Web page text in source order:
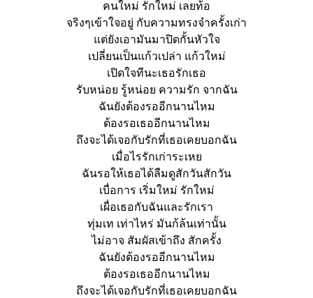
คนใหม่ รักใหม่ เลยท้อ
จริงๆเข้าใจอยู่ กับความทรงจำครั้งเก่า
แต่ยังเอามันมาปิดกั้นหัวใจ
เปลี่ยนเป็นแก้วเปล่า แก้วใหม่
เปิดใจทีนะเธอรักเธอ
รับหน่อย รู้หน่อย ความรัก จากฉัน
ฉันยังต้องรออีกนานไหม
ต้องรอเธออีกนานไหม
ถึงจะได้เจอกับรักที่เธอเคยบอกฉัน
เมื่อไรรักเก่าระเหย
ฉันรอให้เธอได้ลืมดูสักวันสักวัน
เบื่อการ เริ่มใหม่ รักใหม่
เผื่อเธอกับฉันและรักเรา
ทุ่มเท เท่าไหร่ มันก้ล้นเท่านั้น
ไม่อาจ สัมผัสเข้าถึง สักครั้ง
ฉันยังต้องรออีกนานไหม
ต้องรอเธออีกนานไหม
ถึงจะได้เจอกับรักที่เธอเคยบอกฉัน